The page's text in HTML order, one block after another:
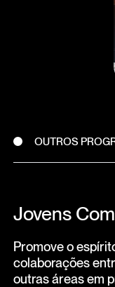
OUTROS
Jovens
Promove o
colaborações
outras áreas em